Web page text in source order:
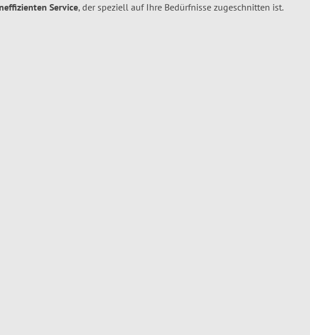
Service, der speziell auf Ihre Bedürfnisse zugeschnitten ist.